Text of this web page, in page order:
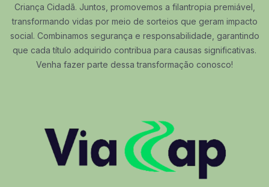
Criança Cidadã. Juntos, promovemos a filantropia premiável,
transformando vidas por meio de sorteios que geram impacto
social. Combinamos segurança e responsabilidade, garantindo
que cada título adquirido contribua para causas significativas.
Venha fazer parte dessa transformação conosco!